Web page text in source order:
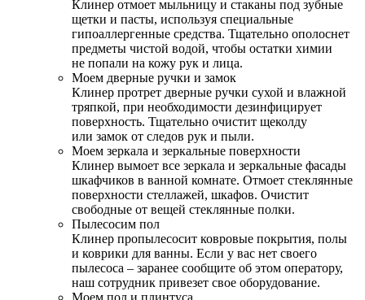
Клинер отмоет мыльницу и стаканы под зубные
щетки и пасты, используя специальные
гипоаллергенные средства. Тщательно ополоснет
предметы чистой водой, чтобы остатки химии
не попали на кожу рук и лица.
Моем дверные ручки и замок
Клинер протрет дверные ручки сухой и влажной
тряпкой, при необходимости дезинфицирует
поверхность. Тщательно очистит щеколду
или замок от следов рук и пыли.
Моем зеркала и зеркальные поверхности
Клинер вымоет все зеркала и зеркальные фасады
шкафчиков в ванной комнате. Отмоет стеклянные
поверхности стеллажей, шкафов. Очистит
свободные от вещей стеклянные полки.
Пылесосим пол
Клинер пропылесосит ковровые покрытия, полы
и коврики для ванны. Если у вас нет своего
пылесоса – заранее сообщите об этом оператору,
наш сотрудник привезет свое оборудование.
Моем пол и плинтуса